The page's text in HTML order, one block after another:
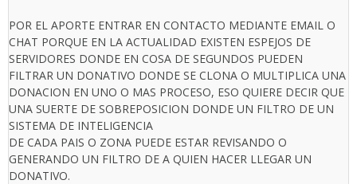
POR EL APORTE ENTRAR EN CONTACTO MEDIANTE EMAIL O
CHAT PORQUE EN LA ACTUALIDAD EXISTEN ESPEJOS DE
SERVIDORES DONDE EN COSA DE SEGUNDOS PUEDEN
FILTRAR UN DONATIVO DONDE SE CLONA O MULTIPLICA UNA
DONACION EN UNO O MAS PROCESO, ESO QUIERE DECIR QUE
UNA SUERTE DE SOBREPOSICION DONDE UN FILTRO DE UN
SISTEMA DE INTELIGENCIA
DE CADA PAIS O ZONA PUEDE ESTAR REVISANDO O
GENERANDO UN FILTRO DE A QUIEN HACER LLEGAR UN
DONATIVO.